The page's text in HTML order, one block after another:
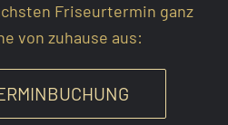
Friseurtermin ganz
von zuhause aus: